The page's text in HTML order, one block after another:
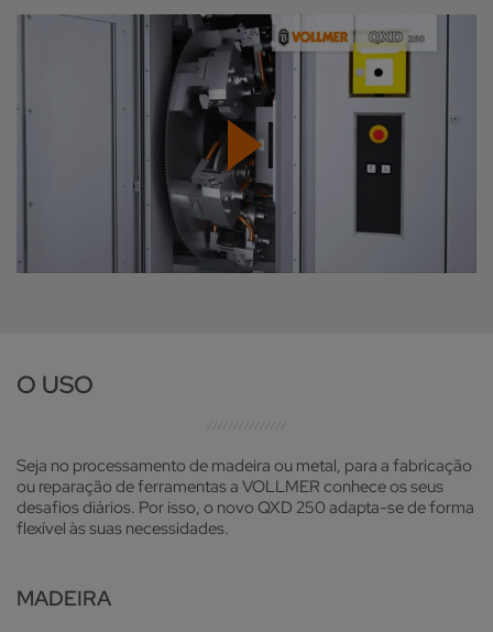
O USO
Seja no processamento de madeira ou metal, para a fabricação
ou reparação de ferramentas a VOLLMER conhece os seus
desafios diários. Por isso, o novo QXD 250 adapta-se de forma
flexível às suas necessidades.
MADEIRA